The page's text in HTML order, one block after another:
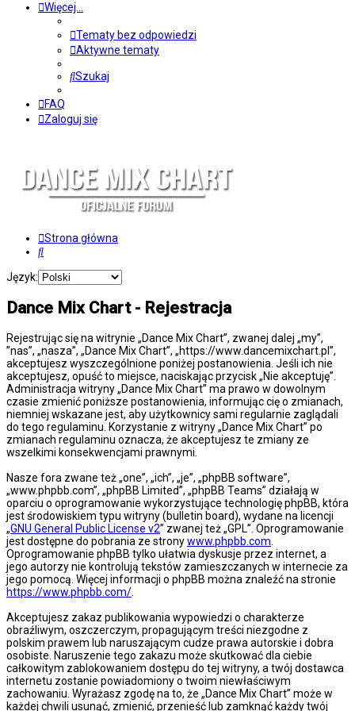
Więcej…
Tematy bez odpowiedzi
Aktywne tematy
Szukaj
FAQ
Zaloguj się
Strona główna
Szukaj
Język:
Dance Mix Chart - Rejestracja
Rejestrując się na witrynie „Dance Mix Chart”, zwanej dalej „my”,
”nas”, „nasza”, „Dance Mix Chart”, „https://www.dancemixchart.pl”,
akceptujesz wyszczególnione poniżej postanowienia. Jeśli ich nie
akceptujesz, opuść to miejsce, naciskając przycisk „Nie akceptuję”.
Administracja witryny „Dance Mix Chart” ma prawo w dowolnym
czasie zmienić poniższe postanowienia, informując cię o zmianach,
niemniej wskazane jest, aby użytkownicy sami regularnie zaglądali
do tego regulaminu. Korzystanie z witryny „Dance Mix Chart” po
zmianach regulaminu oznacza, że akceptujesz te zmiany ze
wszelkimi konsekwencjami prawnymi.
Nasze fora zwane też „one”, „ich”, „je”, „phpBB software”,
„www.phpbb.com”, „phpBB Limited”, „phpBB Teams” działają w
oparciu o oprogramowanie wykorzystujące technologię phpBB, która
jest środowiskiem typu witryny (bulletin board), wydane na licencji
„GNU General Public License v2” zwanej też „GPL”. Oprogramowanie
jest dostępne do pobrania ze stronywww.phpbb.com
Oprogramowanie phpBB tylko ułatwia dyskusje przez internet, a
jego autorzy nie kontrolują tekstów zamieszczanych w internecie za
jego pomocą. Więcej informacji o phpBB można znaleźć na stronie
https://www.phpbb.com/
Akceptujesz zakaz publikowania wypowiedzi o charakterze
obraźliwym, oszczerczym, propagującym treści niezgodne z
polskim prawem lub naruszającym cudze prawa autorskie i dobra
osobiste. Naruszenie tego zakazu może skutkować dla ciebie
całkowitym zablokowaniem dostępu do tej witryny, a twój dostawca
internetu zostanie powiadomiony o twoim niewłaściwym
zachowaniu. Wyrażasz zgodę na to, że „Dance Mix Chart” może w
każdej chwili usunąć, zmienić, przenieść lub zamknąć każdy twój